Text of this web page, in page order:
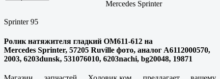
Mercedes Sprinter
Sprinter 95
Ролик натяжителя гладкий OM611-612 на
Mercedes Sprinter, 57205 Ruville фото, аналог A6112000570,
2003, 6203dunsk, 531076010, 6203nachi, bg20048, 19871